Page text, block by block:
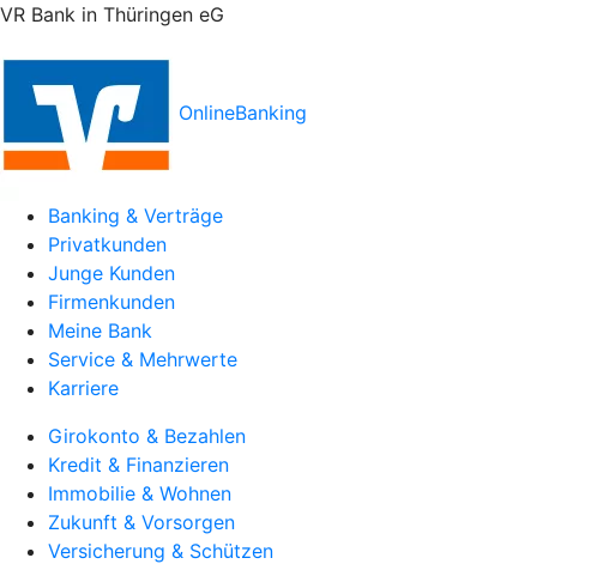
VR Bank in Thüringen eG
OnlineBanking
Banking & Verträge
Privatkunden
Junge Kunden
Firmenkunden
Meine Bank
Service & Mehrwerte
Karriere
Girokonto & Bezahlen
Kredit & Finanzieren
Immobilie & Wohnen
Zukunft & Vorsorgen
Versicherung & Schützen